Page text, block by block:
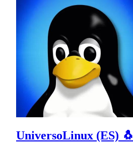
UniversoLinux (ES) 🐧